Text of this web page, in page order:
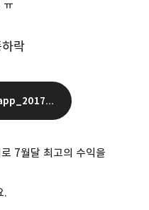
ㅠ
락
7월달 최고의 수익을
.